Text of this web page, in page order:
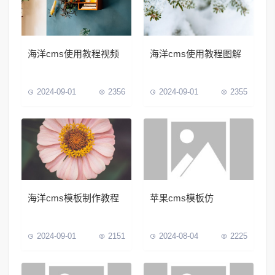
海洋cms使用教程视频
2024-09-01 2356
海洋cms使用教程图解
2024-09-01 2355
海洋cms模板制作教程
2024-09-01 2151
苹果cms模板仿
2024-08-04 2225